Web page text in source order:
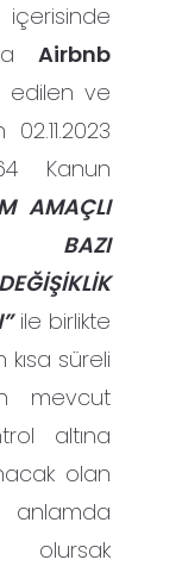
içerisinde
Airbnb
edilen ve
Kanun
AMAÇLI
BAZI
ile birlikte
süreli
mevcut
altına
olan
anlamda